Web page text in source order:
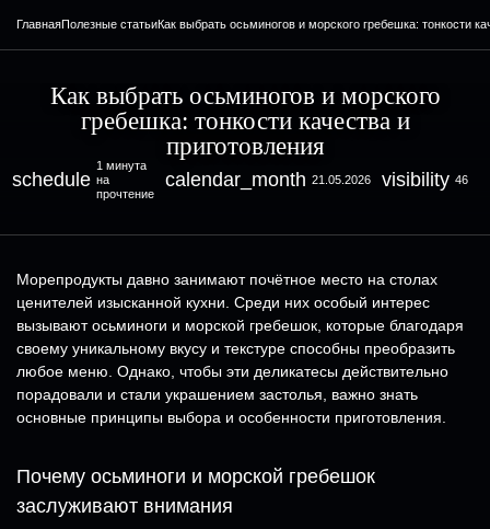
ГлавнаяПолезные статьиКак выбрать осьминогов и морского гребешка: тонкости
Как выбрать осьминогов и морского
гребешка: тонкости качества и
приготовления
schedule
1 минута
на
прочтение
calendar_month 21.05.2026 visibility 46
Морепродукты давно занимают почётное место на столах
ценителей изысканной кухни. Среди них особый интерес
вызывают осьминоги и морской гребешок, которые благодаря
своему уникальному вкусу и текстуре способны преобразить
любое меню. Однако, чтобы эти деликатесы действительно
порадовали и стали украшением застолья, важно знать
основные принципы выбора и особенности приготовления.
Почему осьминоги и морской гребешок
заслуживают внимания